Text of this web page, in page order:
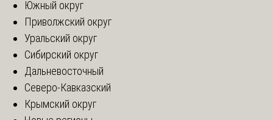
Южный округ
Приволжский округ
Уральский округ
Сибирский округ
Дальневосточный
Северо-Кавказский
Крымский округ